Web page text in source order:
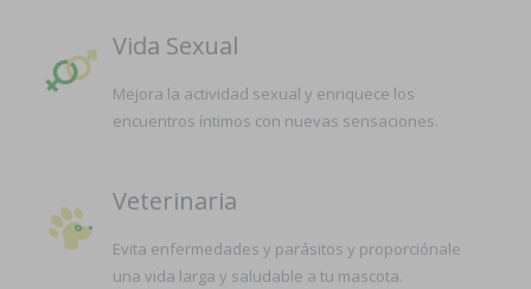
Vida Sexual
Mejora la actividad sexual y enriquece los
encuentros íntimos con nuevas sensaciones.
Veterinaria
Evita enfermedades y parásitos y proporciónale
una vida larga y saludable a tu mascota.